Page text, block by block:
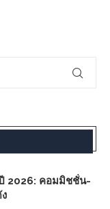
2026: คอมมิชชั่น-